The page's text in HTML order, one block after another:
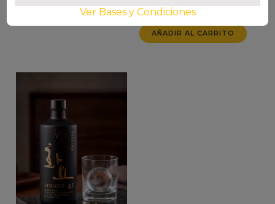
AÑADIR AL CARRITO
$4.500
AÑADIR AL CARRITO
Ver Bases y Condiciones